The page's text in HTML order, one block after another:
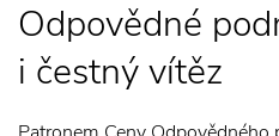
Odpovědné
i čestný vítěz